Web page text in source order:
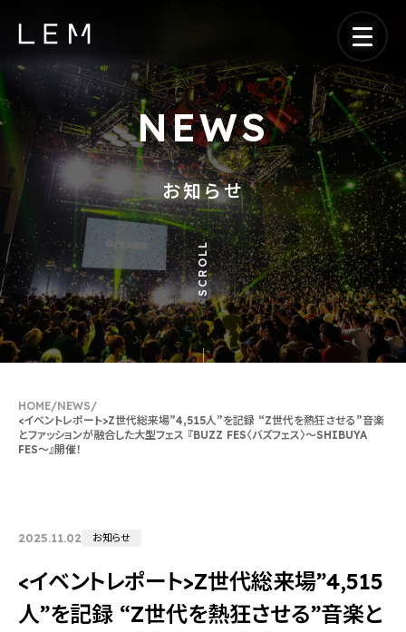
NEWS
お知らせ
SCROLL
HOME/NEWS/
<イベントレポート>Z世代総来場”4,515人”を記録 “Z世代を熱狂させる”音楽
とファッションが融合した大型フェス 『BUZZ FES〈バズフェス〉〜SHIBUYA
FES〜』開催！
2025.11.02 お知らせ
<イベントレポート>Z世代総来場”4,515
人”を記録 “Z世代を熱狂させる”音楽と